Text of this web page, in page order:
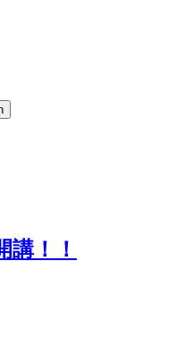
講！！